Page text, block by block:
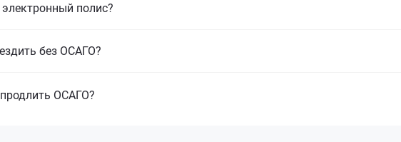
полис?
без ОСАГО?
ОСАГО?